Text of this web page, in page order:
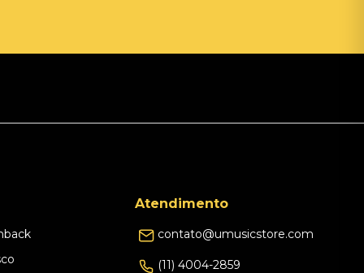
Atendimento
contato@umusicstore.com
(11) 4004-2859